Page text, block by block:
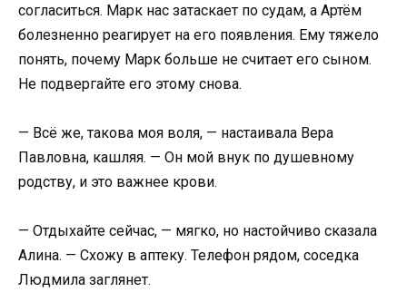
согласиться. Марк нас затаскает по судам, а Артём
болезненно реагирует на его появления. Ему тяжело
понять, почему Марк больше не считает его сыном.
Не подвергайте его этому снова.
— Всё же, такова моя воля, — настаивала Вера
Павловна, кашляя. — Он мой внук по душевному
родству, и это важнее крови.
— Отдыхайте сейчас, — мягко, но настойчиво сказала
Алина. — Схожу в аптеку. Телефон рядом, соседка
Людмила заглянет.